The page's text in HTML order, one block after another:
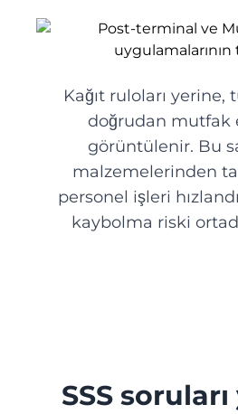
Spa Salonu
Güzellik salonu
Kuaför
Manikür salonu
Kağıt ruloları
doğrudan mutfak
görüntülenir. Bu
malzemelerinden
personel işleri
kaybolma riski
SSS